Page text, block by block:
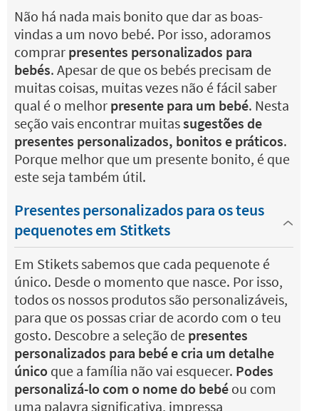
Não há nada mais bonito que dar as boas-
vindas a um novo bebé. Por isso, adoramos
comprar presentes personalizados para
bebés. Apesar de que os bebés precisam de
muitas coisas, muitas vezes não é fácil saber
qual é o melhor presente para um bebé. Nesta
seção vais encontrar muitassugestões de
presentes personalizados, bonitos e práticos.
Porque melhor que um presente bonito, é que
este seja também útil.
Presentes personalizados para os teus
pequenotes em Stitkets
Em Stikets sabemos que cada pequenote é
único. Desde o momento que nasce. Por isso,
todos os nossos produtos são personalizáveis,
para que os possas criar de acordo com o teu
gosto. Descobre a seleção de presentes
personalizados para bebé e cria um detalhe
único que a família não vai esquecer. Podes
personalizá-lo com o nome do bebé ou com
uma palavra significativa, impressa